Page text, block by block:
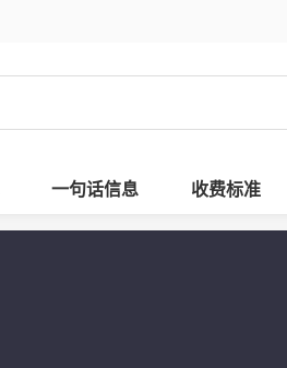
一句话信息 收费标准